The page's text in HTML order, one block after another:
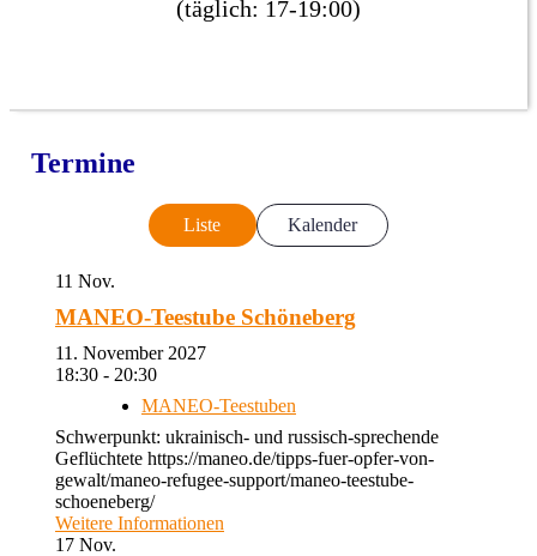
(täglich: 17-19:00)
Termine
Liste Kalender
11 Nov.
MANEO-Teestube Schöneberg
11. November 2027
18:30 - 20:30
MANEO-Teestuben
Schwerpunkt: ukrainisch- und russisch-sprechende
Geflüchtete https://maneo.de/tipps-fuer-opfer-von-
gewalt/maneo-refugee-support/maneo-teestube-
schoeneberg/
Weitere Informationen
17 Nov.